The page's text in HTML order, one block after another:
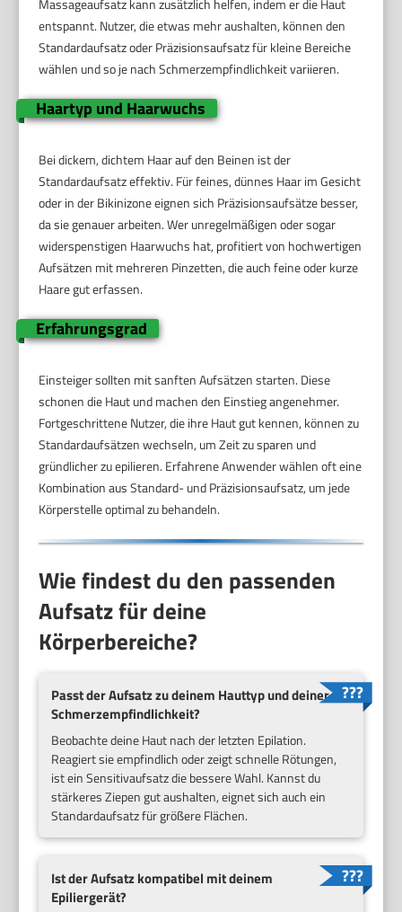
Massageaufsatz kann zusätzlich helfen, indem er die Haut
entspannt. Nutzer, die etwas mehr aushalten, können den
Standardaufsatz oder Präzisionsaufsatz für kleine Bereiche
wählen und so je nach Schmerzempfindlichkeit variieren.
Haartyp und Haarwuchs
Bei dickem, dichtem Haar auf den Beinen ist der
Standardaufsatz effektiv. Für feines, dünnes Haar im Gesicht
oder in der Bikinizone eignen sich Präzisionsaufsätze besser,
da sie genauer arbeiten. Wer unregelmäßigen oder sogar
widerspenstigen Haarwuchs hat, profitiert von hochwertigen
Aufsätzen mit mehreren Pinzetten, die auch feine oder kurze
Haare gut erfassen.
Erfahrungsgrad
Einsteiger sollten mit sanften Aufsätzen starten. Diese
schonen die Haut und machen den Einstieg angenehmer.
Fortgeschrittene Nutzer, die ihre Haut gut kennen, können zu
Standardaufsätzen wechseln, um Zeit zu sparen und
gründlicher zu epilieren. Erfahrene Anwender wählen oft eine
Kombination aus Standard- und Präzisionsaufsatz, um jede
Körperstelle optimal zu behandeln.
Wie findest du den passenden
Aufsatz für deine
Körperbereiche?
Passt der Aufsatz zu deinem Hauttyp und deiner
Schmerzempfindlichkeit?
Beobachte deine Haut nach der letzten Epilation.
Reagiert sie empfindlich oder zeigt schnelle Rötungen,
ist ein Sensitivaufsatz die bessere Wahl. Kannst du
stärkeres Ziepen gut aushalten, eignet sich auch ein
Standardaufsatz für größere Flächen.
Ist der Aufsatz kompatibel mit deinem
Epiliergerät?